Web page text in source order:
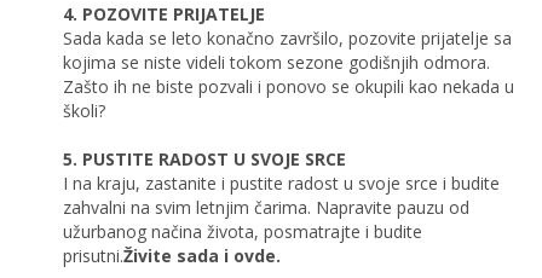
4. POZOVITE PRIJATELJE
Sada kada se leto konačno završilo, pozovite prijatelje sa
kojima se niste videli tokom sezone godišnjih odmora.
Zašto ih ne biste pozvali i ponovo se okupili kao nekada u
školi?
5. PUSTITE RADOST U SVOJE SRCE
I na kraju, zastanite i pustite radost u svoje srce i budite
zahvalni na svim letnjim čarima. Napravite pauzu od
užurbanog načina života, posmatrajte i budite
prisutni.Živite sada i ovde.